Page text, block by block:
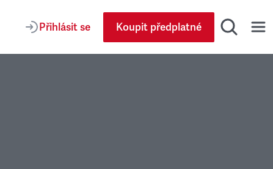
Přihlásit se Koupit předplatné